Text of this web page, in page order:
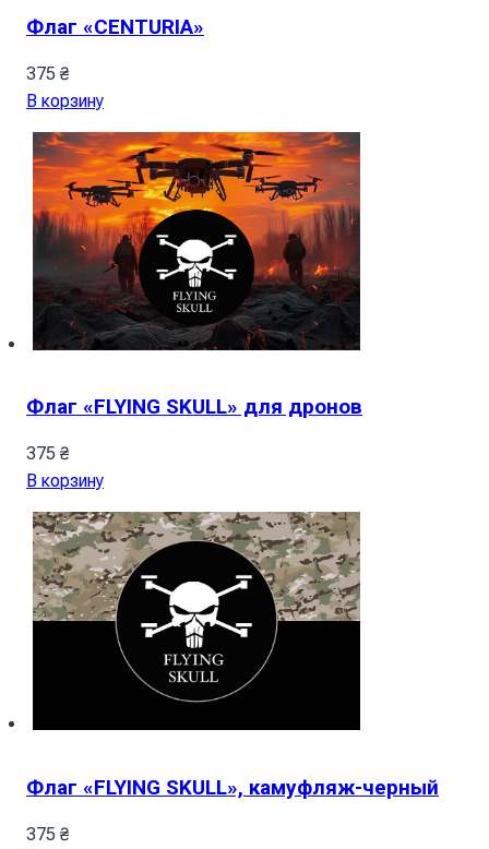
Флаг «CENTURIA»
375 ₴
В корзину
Флаг «FLYING SKULL» для дронов
375 ₴
В корзину
Флаг «FLYING SKULL», камуфляж-черный
375 ₴